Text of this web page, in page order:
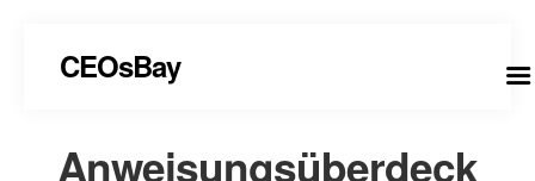
CEOsBay
Anweisungsüberdeck